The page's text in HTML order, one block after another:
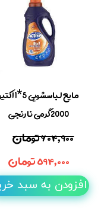
مایع لباسشویی
2000گرمی نارنجی
۶۰۴,۹۰۰ تومان
۵۹۴,۰۰۰ تومان
افزودن به سبد